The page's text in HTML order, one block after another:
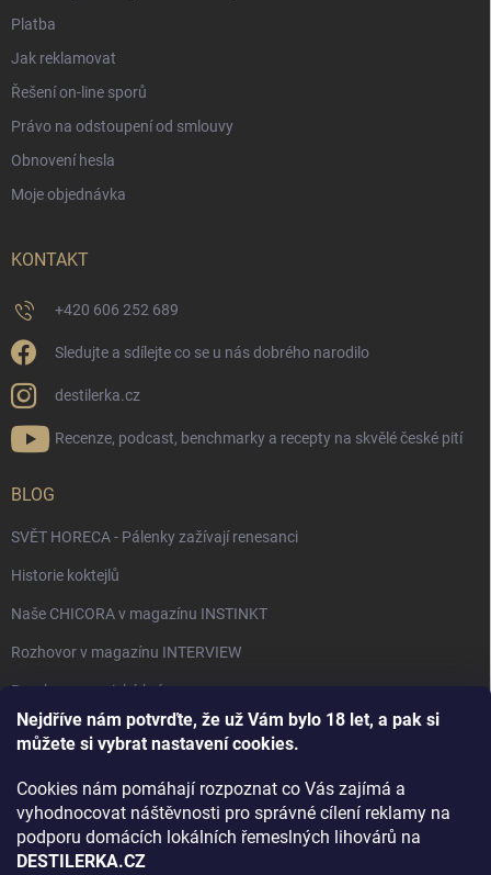
Nejdříve nám potvrďte, že už Vám bylo 18 let, a pak si
můžete si vybrat nastavení cookies.
Cookies nám pomáhají rozpoznat co Vás zajímá a
vyhodnocovat náštěvnosti pro správné cílení reklamy na
podporu domácích lokálních řemeslných lihovárů na
DESTILERKA.CZ
Platba
Jak reklamovat
Řešení on-line sporů
Právo na odstoupení od smlouvy
Obnovení hesla
Moje objednávka
KONTAKT
+420 606 252 689
Sledujte a sdílejte co se u nás dobrého narodilo
destilerka.cz
Recenze, podcast, benchmarky a recepty na skvělé české pití
BLOG
SVĚT HORECA - Pálenky zažívají renesanci
Historie koktejlů
Naše CHICORA v magazínu INSTINKT
Rozhovor v magazínu INTERVIEW
Bourbon, americká krása.
Napsali v TÝDNU o naší práci
Rozhovor s DESTILERKA.CZ v magazínu DRINKING-CAT
Jak vybrat dárek na Vánoce